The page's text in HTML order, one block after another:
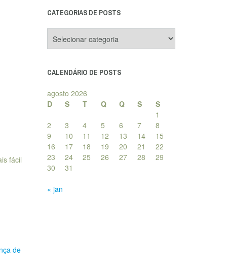
fácil
de
CATEGORIAS DE POSTS
de
CALENDÁRIO DE POSTS
agosto 2026
D
S T Q Q S
S
1
2
3 4 5 6 7
8
9
10 11 12 13 14
15
16
17 18 19 20 21
22
23
24 25 26 27 28
29
30
31
« jan